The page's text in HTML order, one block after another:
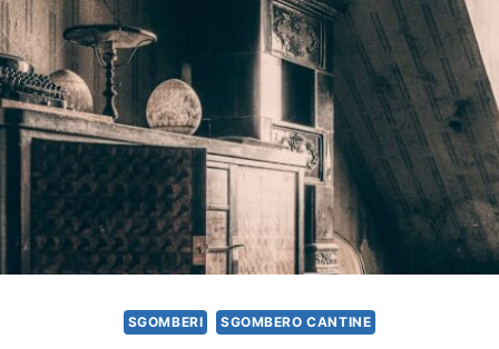
SGOMBERI SGOMBERO CANTINE